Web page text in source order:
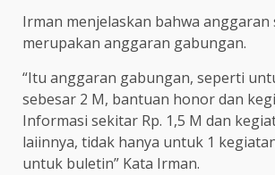
Irman menjelaskan bahwa anggaran
merupakan anggaran gabungan.
“Itu anggaran gabungan, seperti
sebesar 2 M, bantuan honor dan
Informasi sekitar Rp. 1,5 M dan
laiinnya, tidak hanya untuk 1
untuk buletin” Kata Irman.